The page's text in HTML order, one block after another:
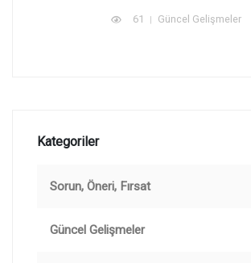
61 Güncel Gelişmeler
Kategoriler
Sorun, Öneri, Fırsat
Güncel Gelişmeler